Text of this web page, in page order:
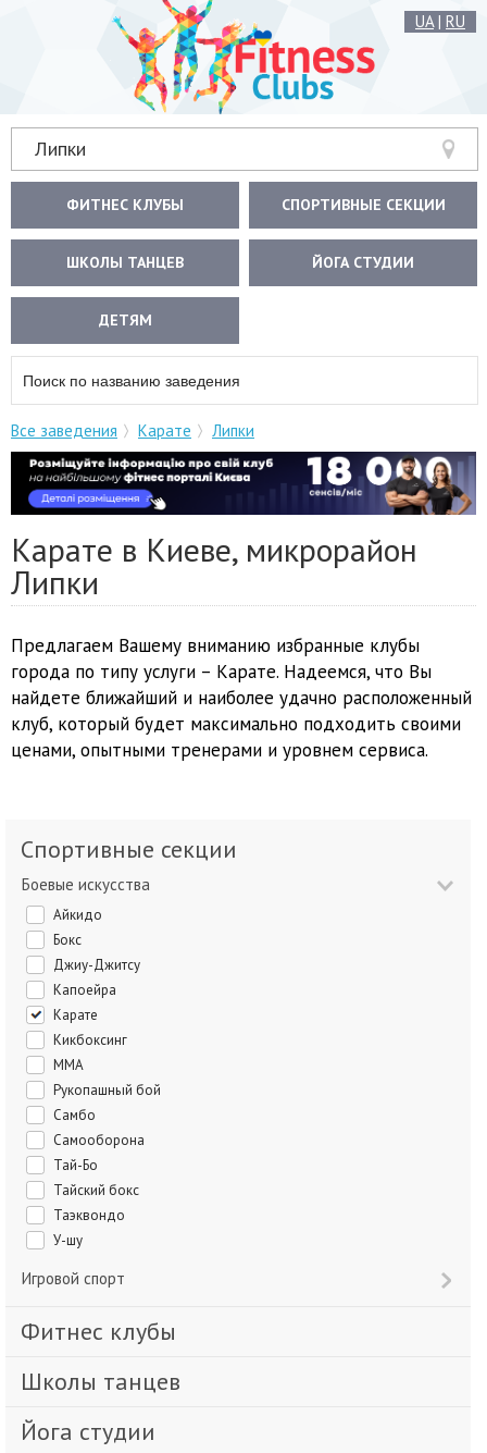
UA| RU
Липки
ФИТНЕС КЛУБЫ СПОРТИВНЫЕ СЕКЦИИ
ШКОЛЫ ТАНЦЕВ ЙОГА СТУДИИ
ДЕТЯМ
Все заведения Карате Липки
Карате в Киеве, микрорайон
Липки
Предлагаем Вашему вниманию избранные клубы
города по типу услуги – Карате. Надеемся, что Вы
найдете ближайший и наиболее удачно расположенный
клуб, который будет максимально подходить своими
ценами, опытными тренерами и уровнем сервиса.
Спортивные секции
Боевые искусства
Айкидо
Бокс
Джиу-Джитсу
Капоейра
Карате
Кикбоксинг
ММА
Рукопашный бой
Самбо
Самооборона
Тай-Бо
Тайский бокс
Таэквондо
У-шу
Игровой спорт
Фитнес клубы
Школы танцев
Йога студии